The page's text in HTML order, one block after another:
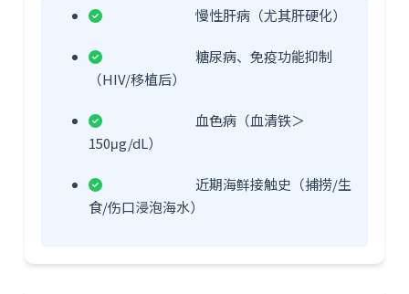
慢性肝病（尤其肝硬化）
糖尿病、免疫功能抑制
（HIV/移植后）
血色病（血清铁＞
150μg/dL）
近期海鲜接触史（捕捞/生
食/伤口浸泡海水）